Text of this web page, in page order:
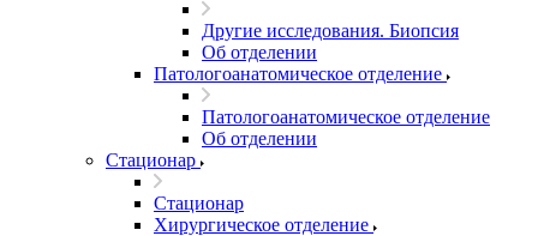
Другие исследования. Биопсия
Об отделении
Патологоанатомическое отделение
Патологоанатомическое отделение
Об отделении
Стационар
Стационар
Хирургическое отделение